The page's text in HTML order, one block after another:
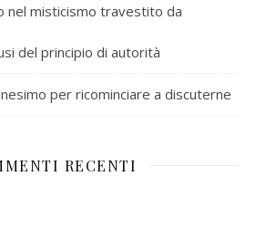
nel misticismo travestito da
del principio di autorità
per ricominciare a discuterne
RECENTI